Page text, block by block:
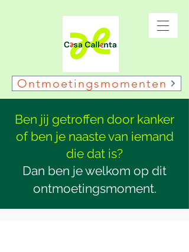
Ontmoetingsmomenten
Ben jij getroffen door kanker
of ben je naaste van iemand
die dat is?
Dan ben je welkom op dit
ontmoetingsmoment.